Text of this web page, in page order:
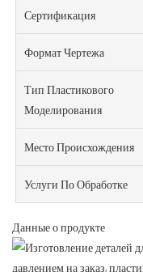
Сертификация
Формат Чертежа
Тип Пластикового
Моделирования
Место Происхождения
Услуги По Обработке
Данные о продукте